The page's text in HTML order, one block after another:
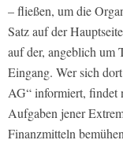
– fließen, um die
Satz auf der
auf der, angeblich um
Eingang. Wer sich
AG“ informiert, findet
Aufgaben jener
Finanzmitteln